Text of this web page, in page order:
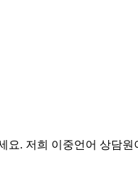
요. 저희 이중언어 상담